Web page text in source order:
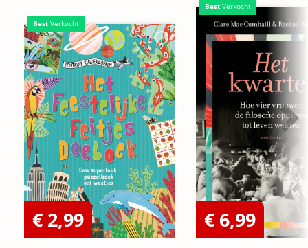
Best Verkocht
€ 2,99
Best Verkocht
€ 6,99